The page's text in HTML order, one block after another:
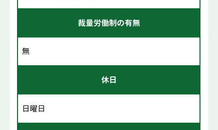
裁量労働制の有無
無
休日
日曜日